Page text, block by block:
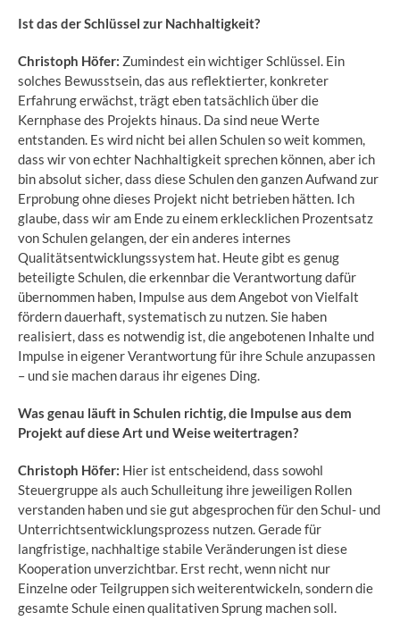
Ist das der Schlüssel zur Nachhaltigkeit?
Christoph Höfer: Zumindest ein wichtiger Schlüssel. Ein
solches Bewusstsein, das aus reflektierter, konkreter
Erfahrung erwächst, trägt eben tatsächlich über die
Kernphase des Projekts hinaus. Da sind neue Werte
entstanden. Es wird nicht bei allen Schulen so weit kommen,
dass wir von echter Nachhaltigkeit sprechen können, aber ich
bin absolut sicher, dass diese Schulen den ganzen Aufwand zur
Erprobung ohne dieses Projekt nicht betrieben hätten. Ich
glaube, dass wir am Ende zu einem erklecklichen Prozentsatz
von Schulen gelangen, der ein anderes internes
Qualitätsentwicklungssystem hat. Heute gibt es genug
beteiligte Schulen, die erkennbar die Verantwortung dafür
übernommen haben, Impulse aus dem Angebot von Vielfalt
fördern dauerhaft, systematisch zu nutzen. Sie haben
realisiert, dass es notwendig ist, die angebotenen Inhalte und
Impulse in eigener Verantwortung für ihre Schule anzupassen
– und sie machen daraus ihr eigenes Ding.
Was genau läuft in Schulen richtig, die Impulse aus dem
Projekt auf diese Art und Weise weitertragen?
Christoph Höfer: Hier ist entscheidend, dass sowohl
Steuergruppe als auch Schulleitung ihre jeweiligen Rollen
verstanden haben und sie gut abgesprochen für den Schul- und
Unterrichtsentwicklungsprozess nutzen. Gerade für
langfristige, nachhaltige stabile Veränderungen ist diese
Kooperation unverzichtbar. Erst recht, wenn nicht nur
Einzelne oder Teilgruppen sich weiterentwickeln, sondern die
gesamte Schule einen qualitativen Sprung machen soll.